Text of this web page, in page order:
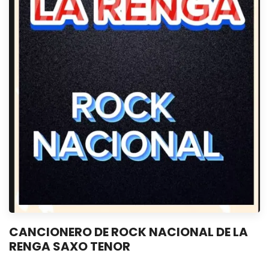
CANCIONERO DE ROCK NACIONAL DE LA
RENGA SAXO TENOR